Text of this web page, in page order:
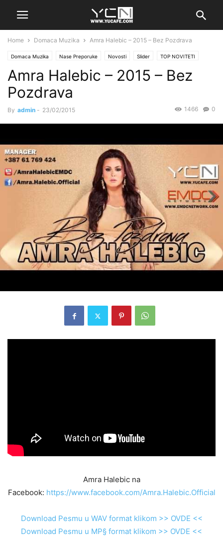
Home Domaca Muzika Amra Halebic – 2015 – Bez Pozdrava
Domaca Muzika Nase Preporuke Novosti Slider TOP NOVITETI
Amra Halebic – 2015 – Bez
Pozdrava
By admin - 23/02/2015 0
1466
Amra Halebic na
Facebook: https://www.facebook.com/Amra.Halebic.Official
Download Pesmu u WAV format klikom >> OVDE <<
Download Pesmu u MP§ format klikom >> OVDE <<